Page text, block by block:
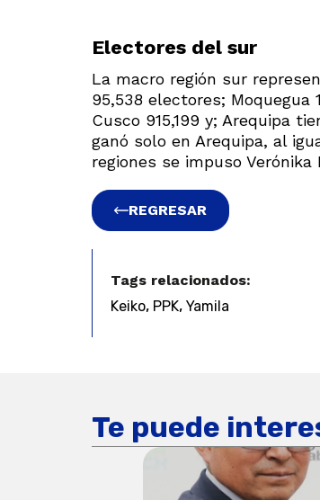
Electores del sur
La macro región sur
95,538 electores; Moquegua
Cusco 915,199 y; Arequipa
ganó solo en Arequipa, al
regiones se impuso Verónika
REGRESAR
Tags relacionados:
Keiko, PPK, Yamila
Te puede